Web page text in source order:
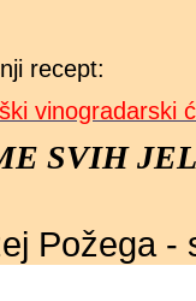
recept:
vinogradarski
SVIH
Požega -